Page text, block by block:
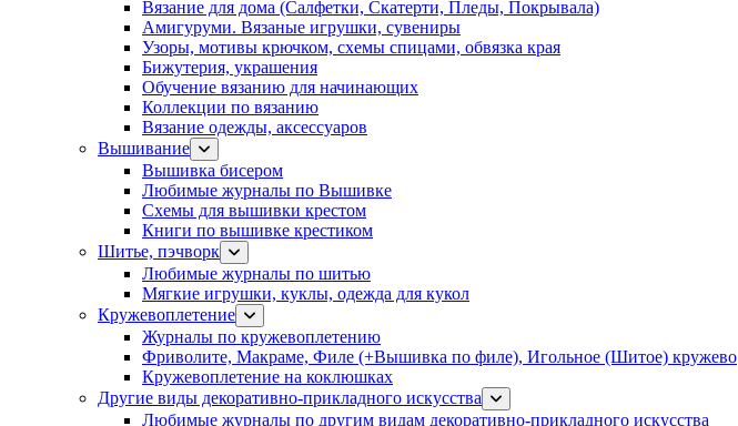
Вязание для дома (Салфетки, Скатерти, Пледы, Покрывала)
Амигуруми. Вязаные игрушки, сувениры
Узоры, мотивы крючком, схемы спицами, обвязка края
Бижутерия, украшения
Обучение вязанию для начинающих
Коллекции по вязанию
Вязание одежды, аксессуаров
Вышивание
Вышивка бисером
Любимые журналы по Вышивке
Схемы для вышивки крестом
Книги по вышивке крестиком
Шитье, пэчворк
Любимые журналы по шитью
Мягкие игрушки, куклы, одежда для кукол
Кружевоплетение
Журналы по кружевоплетению
Фриволите, Макраме, Филе (+Вышивка по филе), Игольное (Шитое) кружево
Кружевоплетение на коклюшках
Другие виды декоративно-прикладного искусства
Любимые журналы по другим видам декоративно-прикладного искусства